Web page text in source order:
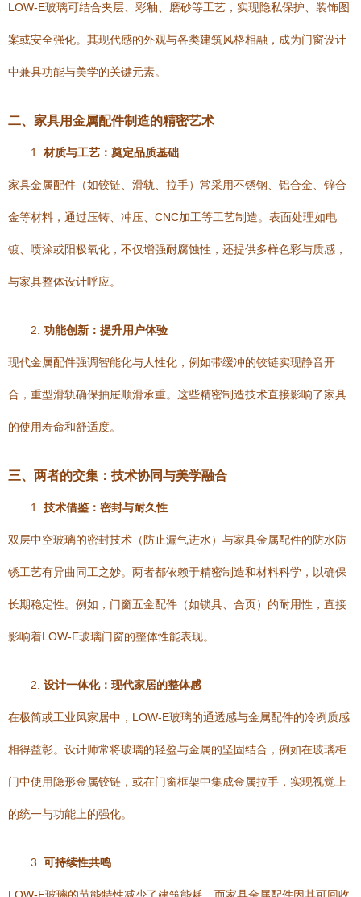
LOW-E玻璃可结合夹层、彩釉、磨砂等工艺，实现隐私保护、装饰图
案或安全强化。其现代感的外观与各类建筑风格相融，成为门窗设计
中兼具功能与美学的关键元素。
二、家具用金属配件制造的精密艺术
1. 材质与工艺：奠定品质基础
家具金属配件（如铰链、滑轨、拉手）常采用不锈钢、铝合金、锌合
金等材料，通过压铸、冲压、CNC加工等工艺制造。表面处理如电
镀、喷涂或阳极氧化，不仅增强耐腐蚀性，还提供多样色彩与质感，
与家具整体设计呼应。
2. 功能创新：提升用户体验
现代金属配件强调智能化与人性化，例如带缓冲的铰链实现静音开
合，重型滑轨确保抽屉顺滑承重。这些精密制造技术直接影响了家具
的使用寿命和舒适度。
三、两者的交集：技术协同与美学融合
1. 技术借鉴：密封与耐久性
双层中空玻璃的密封技术（防止漏气进水）与家具金属配件的防水防
锈工艺有异曲同工之妙。两者都依赖于精密制造和材料科学，以确保
长期稳定性。例如，门窗五金配件（如锁具、合页）的耐用性，直接
影响着LOW-E玻璃门窗的整体性能表现。
2. 设计一体化：现代家居的整体感
在极简或工业风家居中，LOW-E玻璃的通透感与金属配件的冷冽质感
相得益彰。设计师常将玻璃的轻盈与金属的坚固结合，例如在玻璃柜
门中使用隐形金属铰链，或在门窗框架中集成金属拉手，实现视觉上
的统一与功能上的强化。
3. 可持续性共鸣